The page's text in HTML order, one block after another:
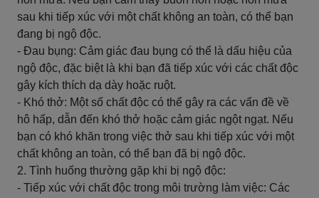
sau khi tiếp xúc với một chất không an toàn, có thể bạn
đang bị ngộ độc.
- Đau bụng: Cảm giác đau bụng có thể là dấu hiệu của
ngộ độc, đặc biệt là khi bạn đã tiếp xúc với các chất độc
gây kích thích dạ dày hoặc ruột.
- Khó thở: Một số chất độc có thể gây ra các vấn đề về
hô hấp, dẫn đến khó thở hoặc cảm giác ngột ngạt. Nếu
bạn có khó khăn trong việc thở sau khi tiếp xúc với một
chất không an toàn, có thể bạn đã bị ngộ độc.
2. Tình huống thường gặp khi bị ngộ độc:
- Tiếp xúc với chất độc trong môi trường làm việc: Các